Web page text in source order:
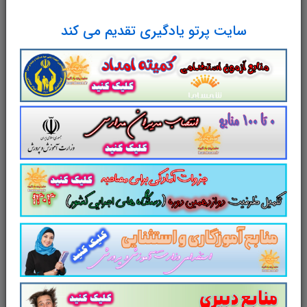
سایت پرتو یادگیری تقدیم می کند
مجموعه سوالات و تست کتاببهداشت
روانبا پاسخ تشریحی
سوالات و تست کتاببهداشت روانسوالات کتاب
بهداشت روان
شامل170 سوال تستی در
با پاسخ تشریحیدر قالب فایلpdf
بهترین منبع برای آزمون های استخدامی می
مجموعه سوالات تستیکتاب بهداشت روان
مطالب خوانده شده داوطلبین آزمون استخدامی را
نظم بخشیده و منسجم می سازد. این مجموعه
مرور سریعداوطلب را سبب می شود و آگاهی
های وی را
نظم بخشیده و یک آمادگی و شبیه
سازی را برای جلسه آزمون به همراه دارد. مطالعه